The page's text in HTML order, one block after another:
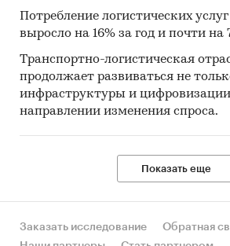
Потребление логистических
выросло на 16% за год и почти на
Транспортно-логистическая
продолжает развиваться не
инфраструктуры и
направлении изменения спроса.
Показать еще
Заказать исследование
Обратная